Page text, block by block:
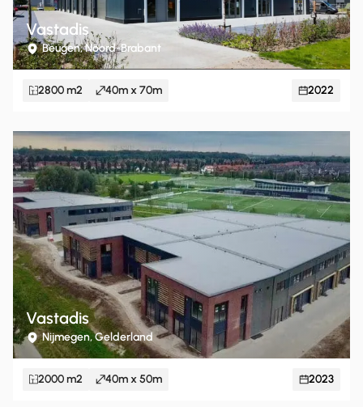
Vastadis
Beugen, Noord-Brabant
2800 m2 40m x 70m 2022
Vastadis
Nijmegen, Gelderland
2000 m2 40m x 50m 2023